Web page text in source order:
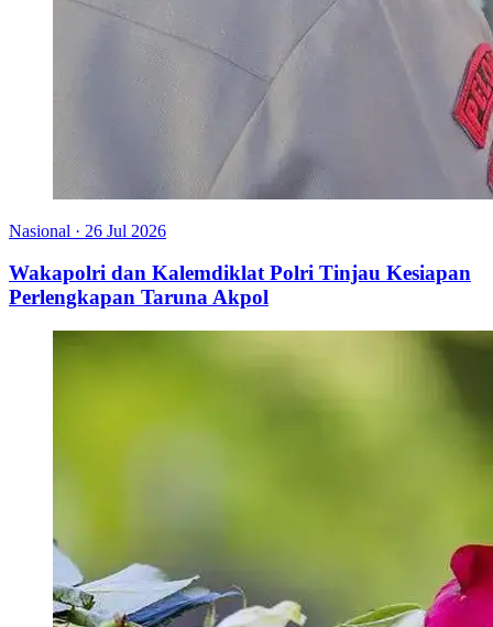
Nasional · 26 Jul 2026
Wakapolri dan Kalemdiklat Polri Tinjau Kesiapan
Perlengkapan Taruna Akpol